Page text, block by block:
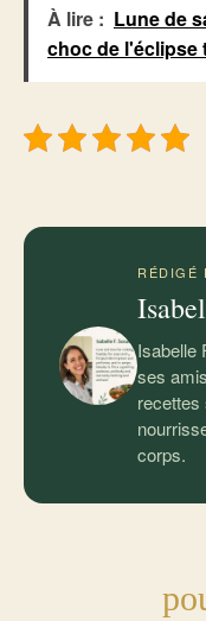
À lire : Lune de
choc de l'éclipse
RÉDIGÉ
Isabelle
ses
recettes
corps.